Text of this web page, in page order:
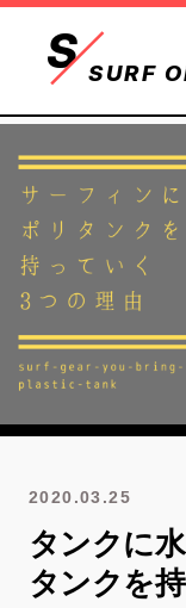
S
2020.03.25
タンクに
タンクを